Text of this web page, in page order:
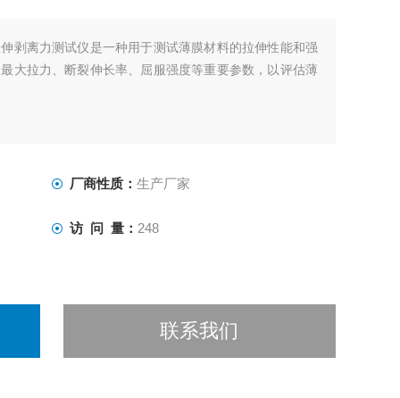
剥离力测试仪是一种用于测试薄膜材料的拉伸性能和强
大拉力、断裂伸长率、屈服强度等重要参数，以评估薄
厂商性质： 生产厂家
访 问 量： 248
联系我们